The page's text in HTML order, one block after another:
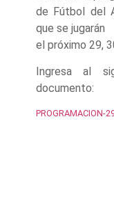
de Fútbol del
que se jugarán
el próximo 29,
Ingresa al
documento:
PROGRAMACION-